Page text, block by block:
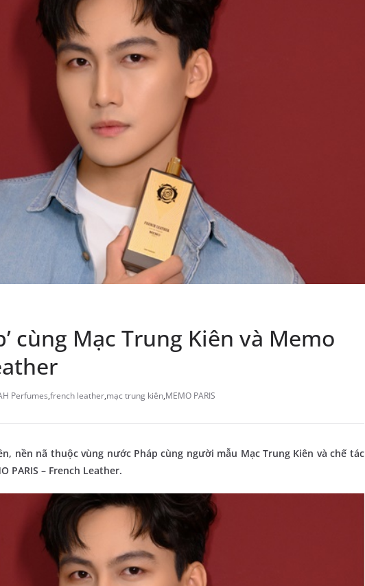
cùng Mạc Trung Kiên và Memo
Perfumes,french leather,mạc trung kiên,MEMO PARIS
nền nã thuộc vùng nước Pháp cùng người mẫu Mạc Trung Kiên và chế tác
PARIS – French Leather.